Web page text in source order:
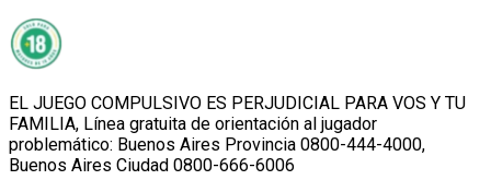
EL JUEGO COMPULSIVO ES PERJUDICIAL PARA VOS Y TU
FAMILIA, Línea gratuita de orientación al jugador
problemático: Buenos Aires Provincia 0800-444-4000,
Buenos Aires Ciudad 0800-666-6006